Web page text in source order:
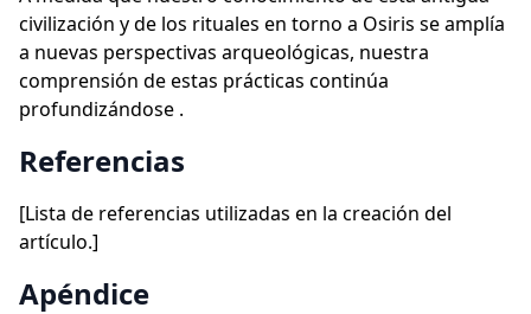
civilización y de los rituales en torno a Osiris se amplía
a nuevas perspectivas arqueológicas, nuestra
comprensión de estas prácticas continúa
profundizándose .
Referencias
[Lista de referencias utilizadas en la creación del
artículo.]
Apéndice